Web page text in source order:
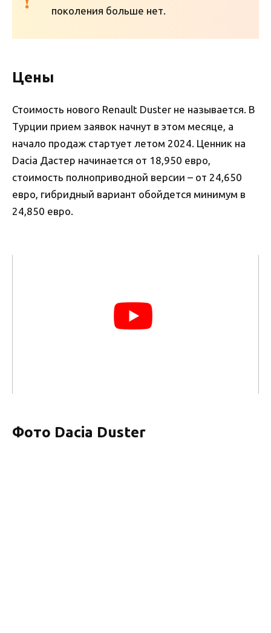
поколения больше нет.
Цены
Стоимость нового Renault Duster не называется. В
Турции прием заявок начнут в этом месяце, а
начало продаж стартует летом 2024. Ценник на
Dacia Дастер начинается от 18,950 евро,
стоимость полноприводной версии – от 24,650
евро, гибридный вариант обойдется минимум в
24,850 евро.
Фото Dacia Duster